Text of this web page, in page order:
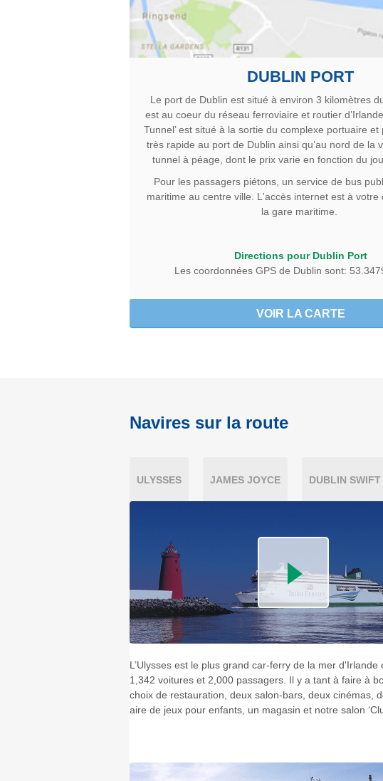
DUBLIN PORT
Le port de Dublin est situé à environ 3 kilomètres
est au coeur du réseau ferroviaire et routier
Tunnel’ est situé à la sortie du complexe portuaire
très rapide au port de Dublin ainsi qu’au nord de la
tunnel à péage, dont le prix varie en fonction du
Pour les passagers piétons, un service de bus
maritime au centre ville. L'accès internet est à votre
la gare maritime.
Directions pour Dublin Port
Les coordonnées GPS de Dublin sont:
VOIR LA CARTE
Navires sur la route
ULYSSES JAMES JOYCE DUBLIN SWIFT
L’Ulysses est le plus grand car-ferry de la mer d'Irlande
1,342 voitures et 2,000 passagers. Il y a tant à faire à
choix de restauration, deux salon-bars, deux cinémas,
aire de jeux pour enfants, un magasin et notre salon